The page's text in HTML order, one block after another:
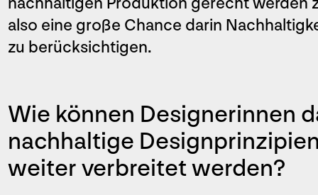
also eine große Chance darin
zu berücksichtigen.
Wie können Designerinnen
nachhaltige
weiter verbreitet werden?